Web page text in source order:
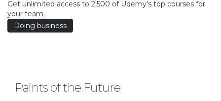
Get unlimited access to 2,500 of Udemy’s top courses for
your team.
Doing business
Paints of the Future